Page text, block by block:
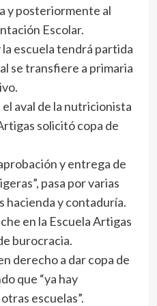
y posteriormente al
Escolar.
escuela tendrá partida
se transfiere a primaria
aval de la nutricionista
solicitó copa de
y entrega de
pasa por varias
hacienda y contaduría.
en la Escuela Artigas
burocracia.
derecho a dar copa de
que “ya hay
escuelas”.